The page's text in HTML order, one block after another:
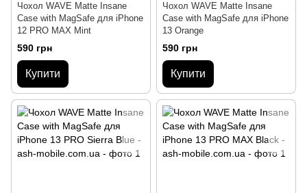
Чохол WAVE Matte Insane
Case with MagSafe для iPhone
12 PRO MAX Mint
590 грн
Купити
Чохол WAVE Matte Insane
Case with MagSafe для iPhone
13 Orange
590 грн
Купити